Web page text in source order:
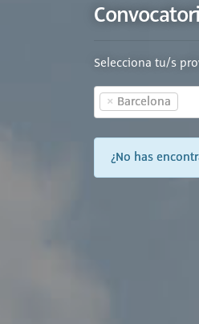
Selecciona tu/s
× Barcelona
¿No has